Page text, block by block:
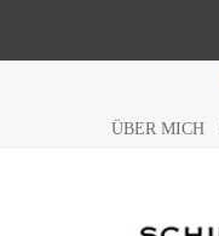
ÜBER MICH